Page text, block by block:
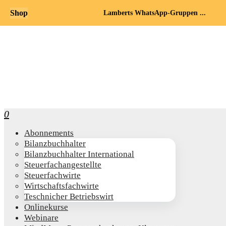
0
Abon­ne­ments
Bilanz­buch­hal­ter
Bilanz­buch­hal­ter International
Steu­er­fach­an­ge­stell­te
Steu­er­fach­wir­te
Wirt­schafts­fach­wir­te
Teschni­cher Betriebswirt
Online­kur­se
Web­i­na­re
Shop Lamberts WhatsApp-Gruppen ...